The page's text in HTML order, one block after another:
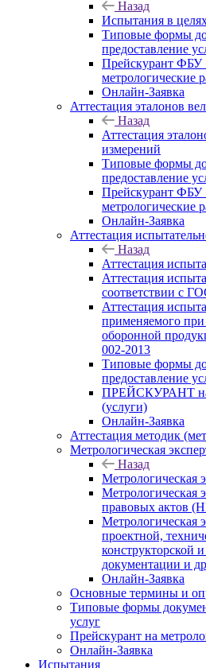
Назад
Испытания в
Типовые формы
предоставление
Прейскурант
метрологические
Онлайн-Заявка
Аттестация эталонов
Назад
Аттестация
измерений
Типовые формы
предоставление
Прейскурант
метрологические
Онлайн-Заявка
Аттестация
Назад
Аттестация
Аттестация
соответствии с
Аттестация
применяемого при
оборонной
002-2013
Типовые формы
предоставление
ПРЕЙСКУРАНТ на
(услуги)
Онлайн-Заявка
Аттестация методик
Метрологическая
Назад
Метрологическая
Метрологическая
правовых актов
Метрологическая
проектной,
конструкторской
документации и
Онлайн-Заявка
Основные термины и
Типовые формы
услуг
Прейскурант на
Онлайн-Заявка
Испытания